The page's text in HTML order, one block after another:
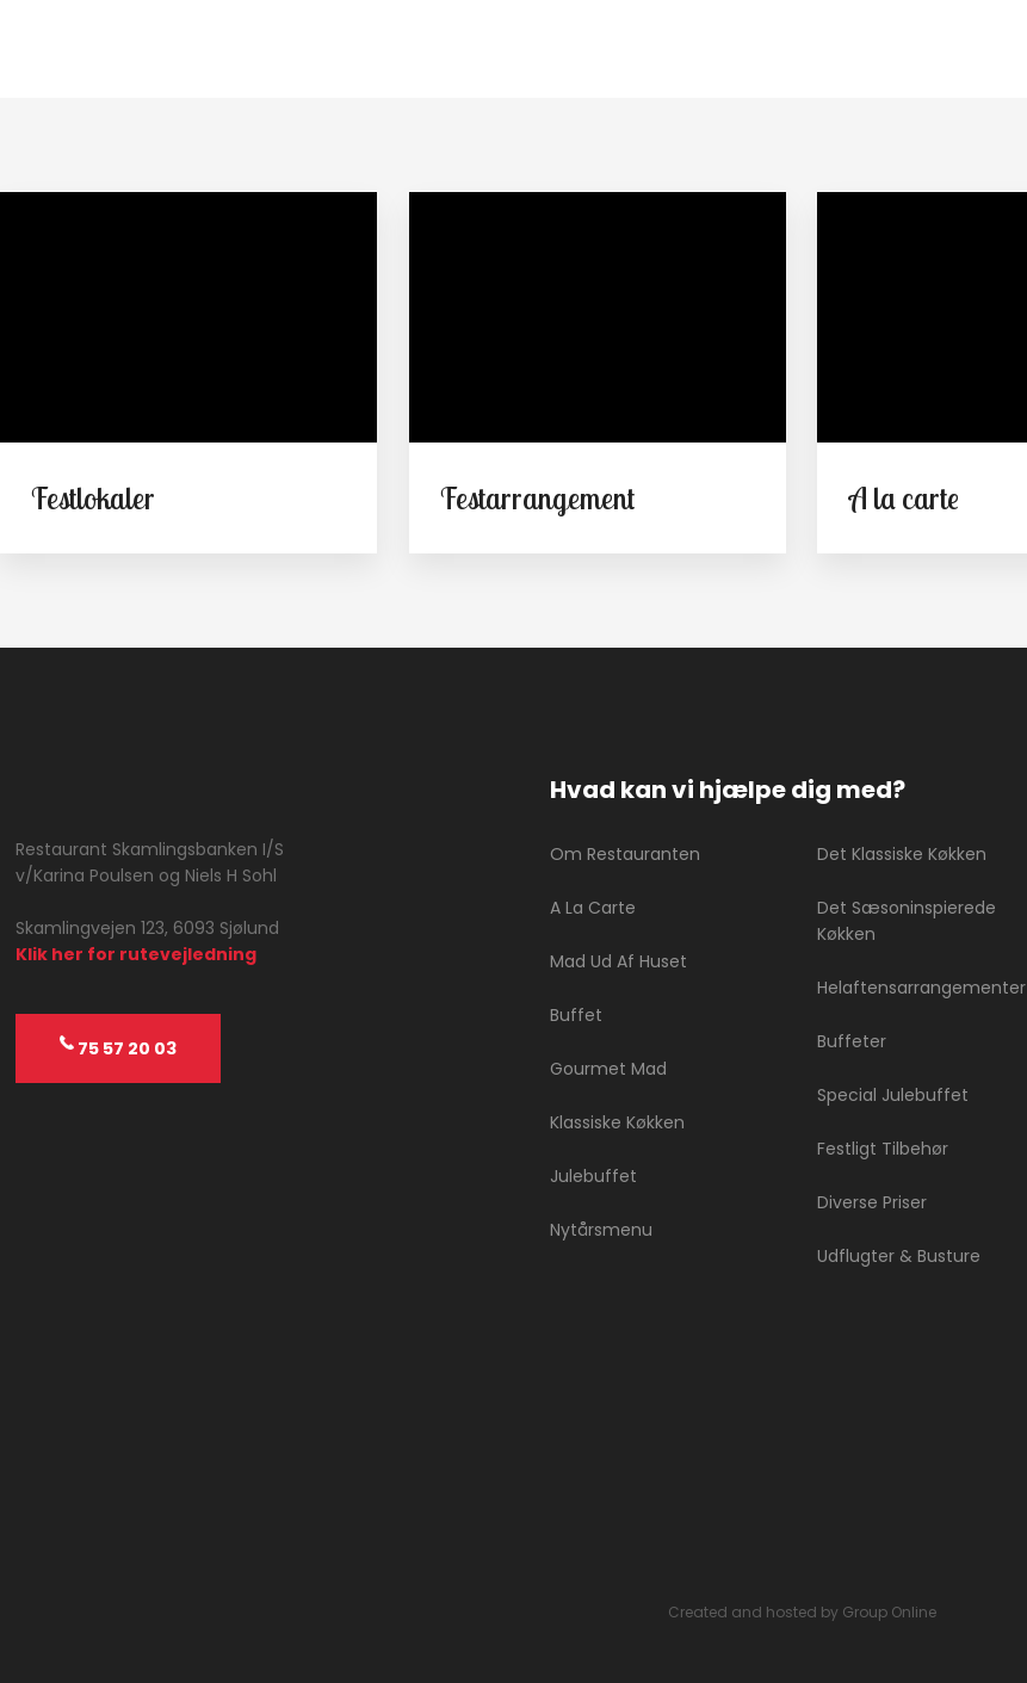
Festlokaler Festarrangement A la carte
Restaurant Skamlingsbanken I/S
​v/Karina Poulsen og Niels H Sohl
Skamlingvejen 123, 6093 Sjølund
Klik her for rutevejledning
75 57 20 03​
Hvad kan vi hjælpe dig med?
Om Restauranten
A La Carte
Mad Ud Af Huset
Buffet
Gourmet Mad
Klassiske Køkken
Julebuffet
Nytårsmenu
Det Klassiske Køkken
Det Sæsoninspierede
Køkken
Helaftensarrangementer
Buffeter
Special Julebuffet
Festligt Tilbehør
Diverse Priser
Udflugter & Busture
Created and hosted by Group Online